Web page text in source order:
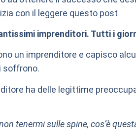
con il leggere questo post
imprenditori. Tutti i
un imprenditore e capisco
soffrono.
ha delle legittime
tenermi sulle spine, cos’è